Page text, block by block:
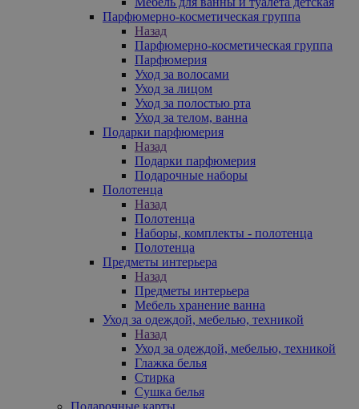
Парфюмерно-косметическая группа
Назад
Парфюмерно-косметическая группа
Парфюмерия
Уход за волосами
Уход за лицом
Уход за полостью рта
Уход за телом, ванна
Подарки парфюмерия
Назад
Подарки парфюмерия
Подарочные наборы
Полотенца
Назад
Полотенца
Наборы, комплекты - полотенца
Полотенца
Предметы интерьера
Назад
Предметы интерьера
Мебель хранение ванна
Уход за одеждой, мебелью, техникой
Назад
Уход за одеждой, мебелью, техникой
Глажка белья
Стирка
Сушка белья
Подарочные карты